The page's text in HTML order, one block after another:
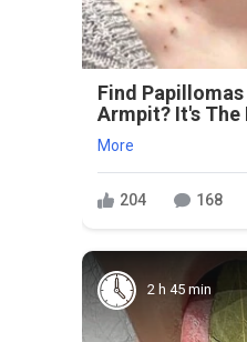
Find
Armpit? It's
More
204 168
2 h 45 min